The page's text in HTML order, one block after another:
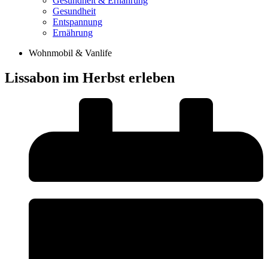
Gesundheit
Entspannung
Ernährung
Wohnmobil & Vanlife
Lissabon im Herbst erleben